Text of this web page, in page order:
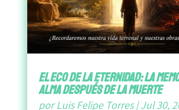
El Eco de la Eternidad: La
Alma después de la Muerte
porLuis Felipe Torres|Jul 30,